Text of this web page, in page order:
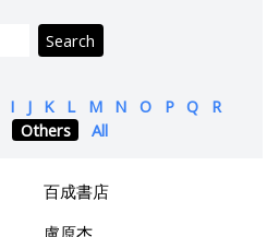
Search
I J K L M N O P Q
R
Others All
百成書店
盧原杰